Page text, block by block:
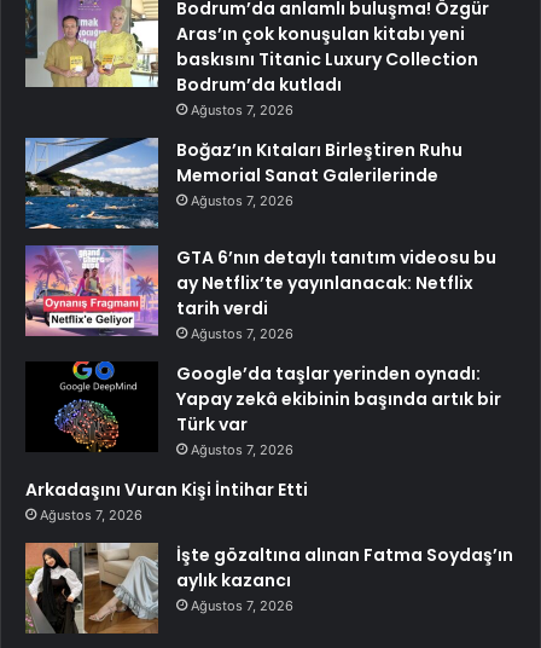
Bodrum’da anlamlı buluşma! Özgür
Aras’ın çok konuşulan kitabı yeni
baskısını Titanic Luxury Collection
Bodrum’da kutladı
Ağustos 7, 2026
Boğaz’ın Kıtaları Birleştiren Ruhu
Memorial Sanat Galerilerinde
Ağustos 7, 2026
GTA 6’nın detaylı tanıtım videosu bu
ay Netflix’te yayınlanacak: Netflix
tarih verdi
Ağustos 7, 2026
Google’da taşlar yerinden oynadı:
Yapay zekâ ekibinin başında artık bir
Türk var
Ağustos 7, 2026
Arkadaşını Vuran Kişi İntihar Etti
Ağustos 7, 2026
İşte gözaltına alınan Fatma Soydaş’ın
aylık kazancı
Ağustos 7, 2026